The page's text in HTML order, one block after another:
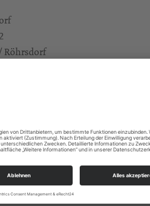
Röhrsdorf
de/e/
dresden-sued.de/